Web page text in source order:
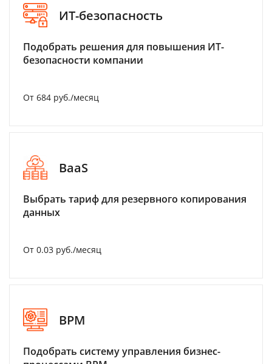
ИТ-безопасность
Подобрать решения для повышения ИТ-
безопасности компании
От 684 руб./месяц
BaaS
Выбрать тариф для резервного копирования
данных
От 0.03 руб./месяц
BPM
Подобрать систему управления бизнес-